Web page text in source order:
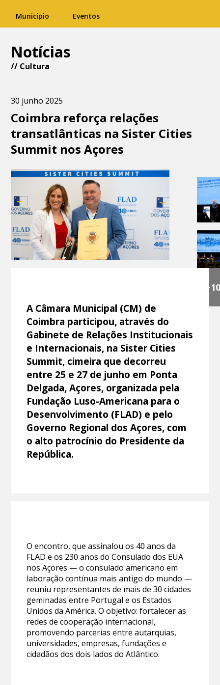
Município Eventos
Notícias
// Cultura
30 junho 2025
Coimbra reforça relações
transatlânticas na Sister Cities
Summit nos Açores
+10
A Câmara Municipal (CM) de
Coimbra participou, através do
Gabinete de Relações Institucionais
e Internacionais, na Sister Cities
Summit, cimeira que decorreu
entre 25 e 27 de junho em Ponta
Delgada, Açores, organizada pela
Fundação Luso-Americana para o
Desenvolvimento (FLAD) e pelo
Governo Regional dos Açores, com
o alto patrocínio do Presidente da
República.
O encontro, que assinalou os 40 anos da
FLAD e os 230 anos do Consulado dos EUA
nos Açores — o consulado americano em
laboração contínua mais antigo do mundo —
reuniu representantes de mais de 30 cidades
geminadas entre Portugal e os Estados
Unidos da América. O objetivo: fortalecer as
redes de cooperação internacional,
promovendo parcerias entre autarquias,
universidades, empresas, fundações e
cidadãos dos dois lados do Atlântico.